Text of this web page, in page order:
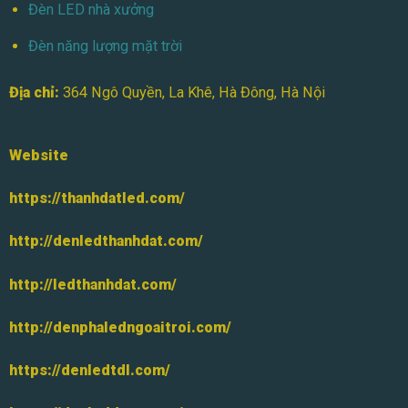
Công suất: 5W
Cấu tạo: Được làm từ chất liệu inox bền
và ăn mòn. Các bóng LED chất lượng
Đèn LED nhà xưởng
Đèn năng lượng mặt trời
Địa chỉ: 364 Ngô Quyền, La Khê, Hà Đông, Hà Nội
Website
https://thanhdatled.com/
http://denledthanhdat.com/
http://ledthanhdat.com/
http://denphaledngoaitroi.com/
https://denledtdl.com/